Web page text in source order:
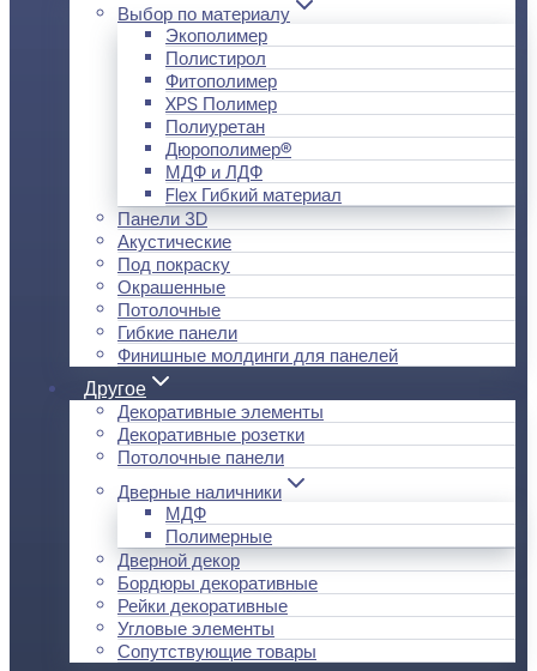
Выбор по материалу
Экополимер
Полистирол
Фитополимер
XPS Полимер
Полиуретан
Дюрополимер®
МДФ и ЛДФ
Flex Гибкий материал
Панели 3D
Акустические
Под покраску
Окрашенные
Потолочные
Гибкие панели
Финишные молдинги для панелей
Другое
Декоративные элементы
Декоративные розетки
Потолочные панели
Дверные наличники
МДФ
Полимерные
Дверной декор
Бордюры декоративные
Рейки декоративные
Угловые элементы
Сопутствующие товары